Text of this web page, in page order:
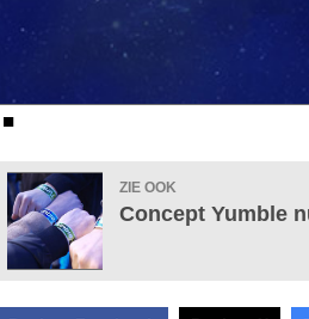
■
ZIE OOK
Concept Yumble